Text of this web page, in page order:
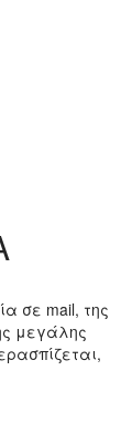
σε mail, της
μεγάλης